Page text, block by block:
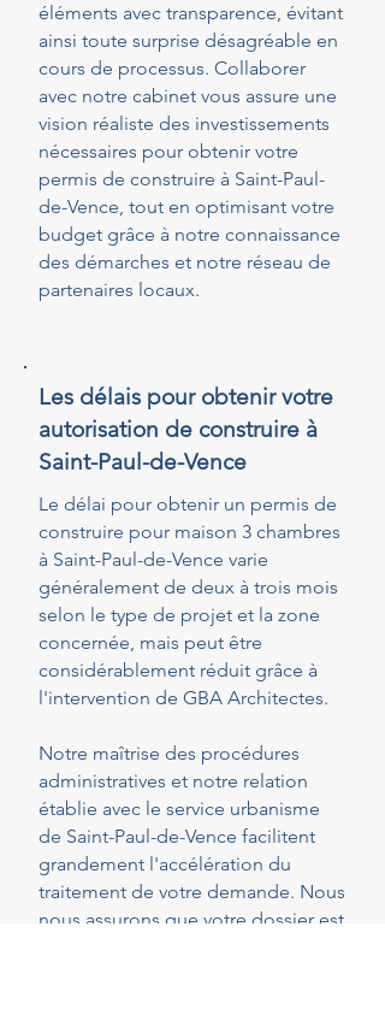
éléments avec transparence, évitant
ainsi toute surprise désagréable en
cours de processus. Collaborer
avec notre cabinet vous assure une
vision réaliste des investissements
nécessaires pour obtenir votre
permis de construire à Saint-Paul-
de-Vence, tout en optimisant votre
budget grâce à notre connaissance
des démarches et notre réseau de
partenaires locaux.
Les délais pour obtenir votre
autorisation de construire à
Saint-Paul-de-Vence
Le délai pour obtenir un permis de
construire pour maison 3 chambres
à Saint-Paul-de-Vence varie
généralement de deux à trois mois
selon le type de projet et la zone
concernée, mais peut être
considérablement réduit grâce à
l'intervention de GBA Architectes.
Notre maîtrise des procédures
administratives et notre relation
établie avec le service urbanisme
de Saint-Paul-de-Vence facilitent
grandement l'accélération du
traitement de votre demande. Nous
nous assurons que votre dossier est